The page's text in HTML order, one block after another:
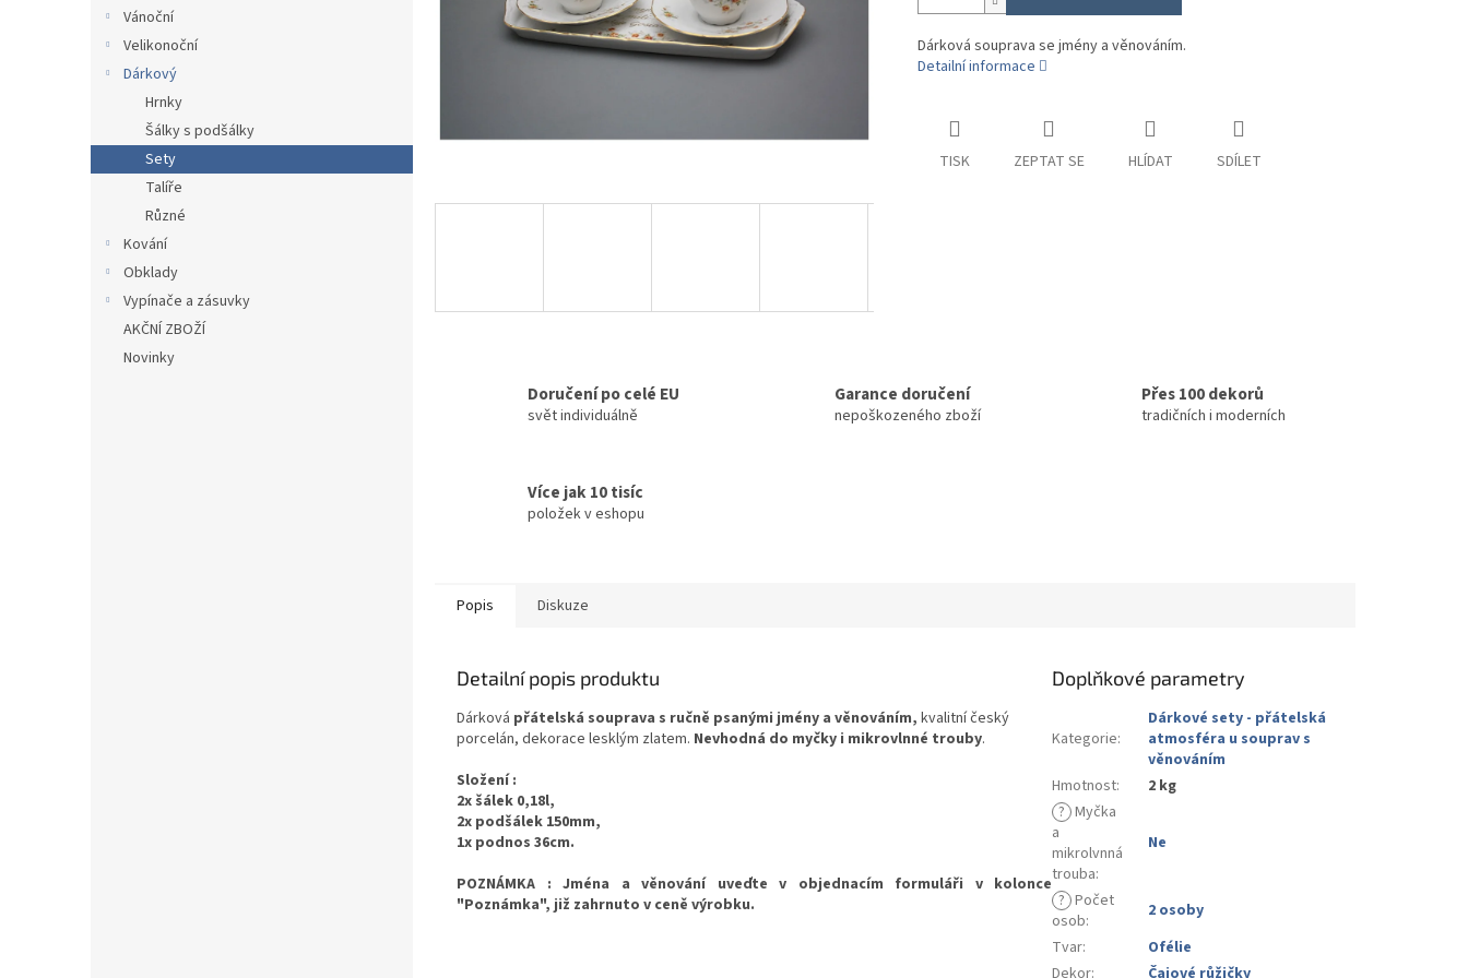
Vánoční
Velikonoční
Dárkový
Hrnky
Šálky s podšálky
Sety
Talíře
Různé
Kování
Obklady
Vypínače a zásuvky
AKČNÍ ZBOŽÍ
Novinky
Dárková souprava se jmény a věnováním.
Detailní informace
TISK ZEPTAT SE HLÍDAT SDÍLET
Doručení po celé EU
svět individuálně
Garance doručení
nepoškozeného zboží
Přes 100 dekorů
tradičních i moderních
Více jak 10 tisíc
položek v eshopu
Popis Diskuze
Detailní popis produktu
Dárková přátelská souprava s ručně psanými jmény a věnováním, kvalitní český
porcelán, dekorace lesklým zlatem. Nevhodná do myčky i mikrovlnné trouby.
Složení :
2x šálek 0,18l,
2x podšálek 150mm,
1x podnos 36cm.
POZNÁMKA : Jména a věnování uveďte v objednacím formuláři v kolonce
"Poznámka", již zahrnuto v ceně výrobku.
Doplňkové parametry
Kategorie:
Dárkové sety - přátelská
atmosféra u souprav s
věnováním
Hmotnost:
2 kg
? Myčka
a
mikrolvnná
trouba:
Ne
? Počet
osob:
2 osoby
Tvar:
Ofélie
Dekor: Čajové růžičky